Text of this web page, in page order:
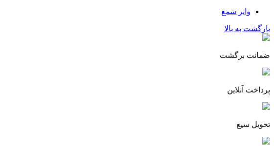
وایر شمع
بازگشت به بالا
ضمانت برگشت
پرداخت آنلاین
تحویل سیع